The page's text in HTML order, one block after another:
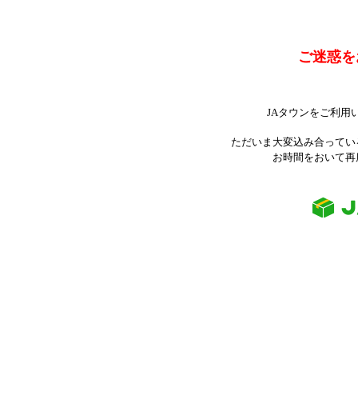
ご迷惑
JAタウンをご利用
ただいま大変込み合って
お時間をおいて